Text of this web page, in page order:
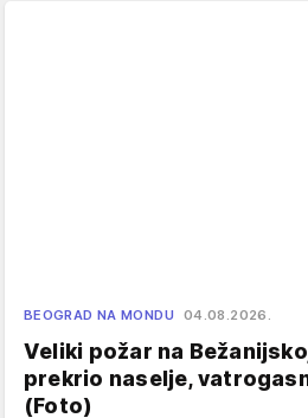
BEOGRAD NA MONDU 04.08.2026.
Veliki požar na
prekrio naselje,
(Foto)